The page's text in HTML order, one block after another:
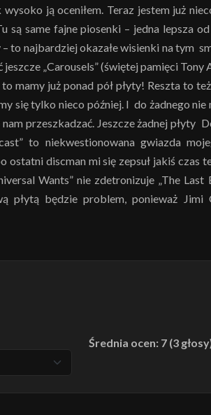
ją oceniłem. Teraz jestem już
są same fajne piosenki – jedna lepsza
– to najbardziej okazałe wisienki na tym
„Carousels” (świętej pamięci Tony
mamy już ponad pół płyty! Reszta to
się tylko nieco później. I do żadnego nie
przeszkadzać. Jeszcze żadnej płyty
to niekwestionowana gwiazda
discman mi się zepsuł jakiś czas
Wants” nie zdetronizuje „The
płytą będzie problem, ponieważ Jimi
Średnia ocen: 7 (3